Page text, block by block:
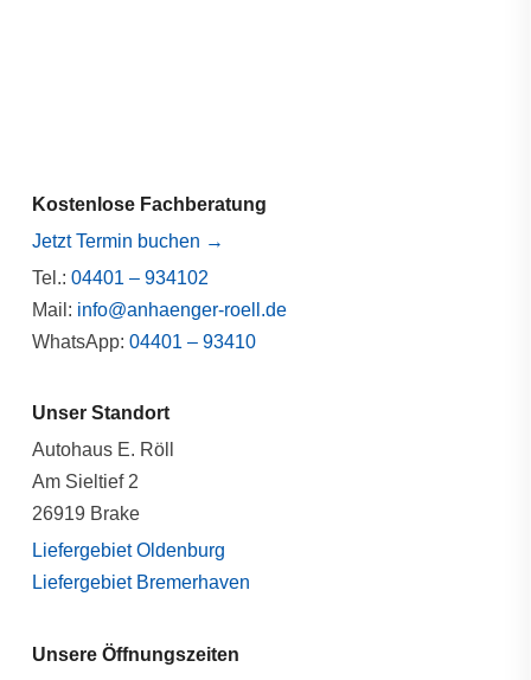
Kostenlose Fachberatung
Jetzt Termin buchen →
Tel.: 04401 – 934102
Mail: info@anhaenger-roell.de
WhatsApp: 04401 – 93410
Unser Standort
Autohaus E. Röll
Am Sieltief 2
26919 Brake
Liefergebiet Oldenburg
Liefergebiet Bremerhaven
Unsere Öffnungszeiten